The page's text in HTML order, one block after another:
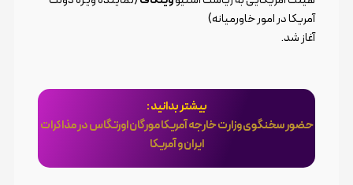
آمریکا در امور خاورمیانه)
آغاز شد.
بیشتر بدانید :
حضور سخنگوی وزارت خارجه آمریکا مورگان اورتگاس در مذاکرات
ایران و آمریکا